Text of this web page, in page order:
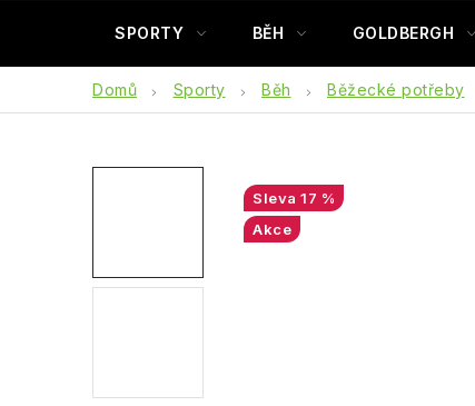
SPORTY BĚH GOLDBERGH
Domů Sporty Běh Běžecké potřeby
17 %
Akce